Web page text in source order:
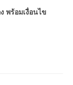
พร้อมเงื่อนไข